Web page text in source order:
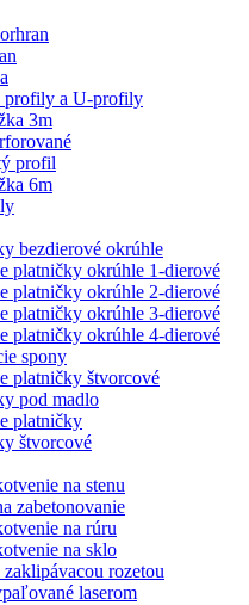
profily a U-profily
3m
profil
6m
bezdierové okrúhle
platničky okrúhle 1-dierové
platničky okrúhle 2-dierové
platničky okrúhle 3-dierové
platničky okrúhle 4-dierové
spony
platničky štvorcové
pod madlo
platničky
štvorcové
na stenu
zabetonovanie
na rúru
na sklo
rozetou
laserom